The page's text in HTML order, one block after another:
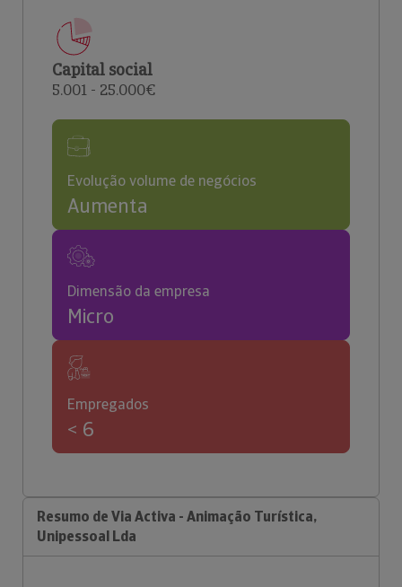
Capital social
5.001 - 25.000€
Evolução volume de negócios
Aumenta
Dimensão da empresa
Micro
Empregados
< 6
Resumo de Via Activa - Animação Turística,
Unipessoal Lda